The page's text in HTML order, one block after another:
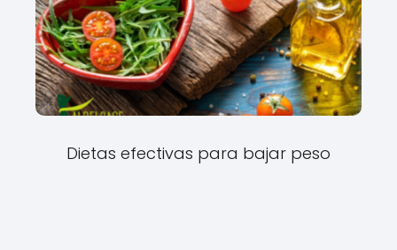
Dietas efectivas para bajar peso